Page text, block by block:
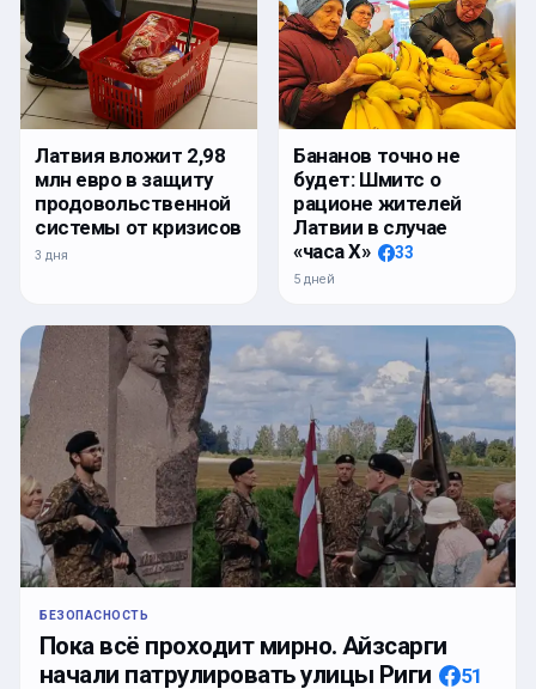
Латвия вложит 2,98
млн евро в защиту
продовольственной
системы от кризисов
3 дня
Бананов точно не
будет: Шмитс о
рационе жителей
Латвии в случае
«часа Х»
33
5 дней
БЕЗОПАСНОСТЬ
Пока всё проходит мирно. Айзсарги
начали патрулировать улицы Риги
51